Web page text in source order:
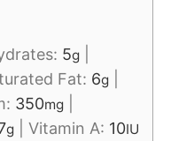
5g
Fat: 6g
350mg
g Vitamin A: 10IU